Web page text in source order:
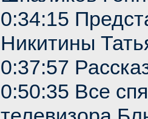
0:34:15
Никитины
0:37:57
0:50:35 Все